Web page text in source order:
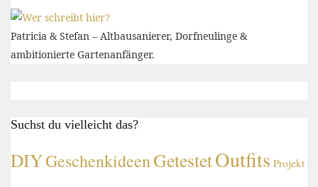
Patricia & Stefan – Altbausanierer, Dorfneulinge &
ambitionierte Gartenanfänger.
Suchst du vielleicht das?
DIYGeschenkideenGetestetOutfits Projekt